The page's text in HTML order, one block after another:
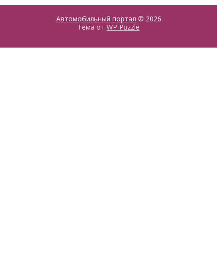
Автомобильный портал © 2026
Тема от WP Puzzle